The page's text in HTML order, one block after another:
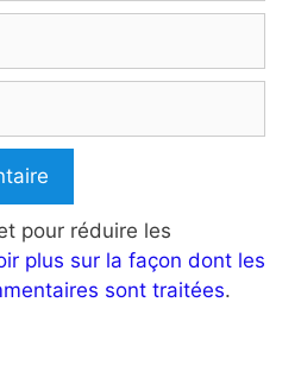
pour réduire les
plus sur la façon dont les
sont traitées.